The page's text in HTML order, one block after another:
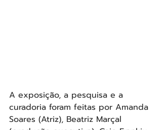
A exposição, a pesquisa e a
curadoria foram feitas por Amanda
Soares (Atriz), Beatriz Marçal